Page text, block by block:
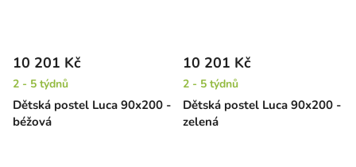
Dětská postel Luca 90x200 -
béžová
10 201 Kč
2 - 5 týdnů
Dětská postel Luca 90x200 -
zelená
10 201 Kč
2 - 5 týdnů